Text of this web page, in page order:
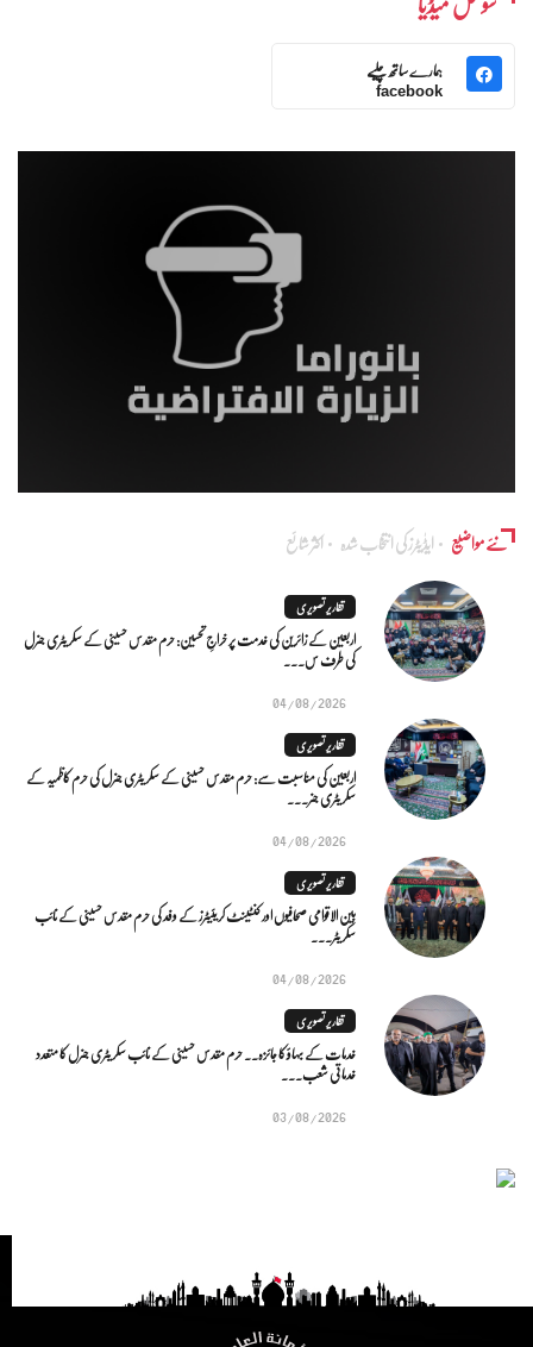
ہمارے ساتھ چلیے
facebook
نئے مواضیع ایڈٰیٹرز کی انتخاب شدہ اکثر شائع
تقاریر تصویری
اربعین کے زائرین کی خدمت پر خراجِ تحسین: حرم مقدس حسینی کے سکریٹری جنرل
کی طرف س...
04/08/2026
تقاریر تصویری
اربعین کی مناسبت سے: حرم مقدس حسینی کے سکریٹری جنرل کی حرم کاظمیہ کے
سکریٹری جنر...
04/08/2026
تقاریر تصویری
بین الاقوامی صحافیوں اور کنٹینٹ کریئیٹرز کے وفد کی حرم مقدس حسینی کے نائب
سکریٹر...
04/08/2026
تقاریر تصویری
خدمات کے بہاؤ کا جائزہ.. حرم مقدس حسینی کے نائب سکریٹری جنرل کا متعدد
خدماتی شعب...
03/08/2026